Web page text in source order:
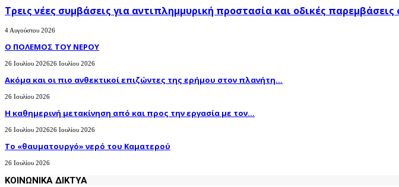
Τρεις νέες συμβάσεις για αντιπλημμυρική προστασία και οδικές
4 Αυγούστου 2026
Ο ΠΟΛΕΜΟΣ ΤΟΥ ΝΕΡΟΥ
26 Ιουλίου 202626 Ιουλίου 2026
Ακόμα και οι πιο ανθεκτικοί επιζώντες της ερήμου στον πλανήτη...
26 Ιουλίου 2026
H καθημερινή μετακίνηση από και προς την εργασία με τον...
26 Ιουλίου 202626 Ιουλίου 2026
Το «θαυματουργό» νερό του Καματερού
26 Ιουλίου 2026
ΚΟΙΝΩΝΙΚΑ ΔΙΚΤΥΑ